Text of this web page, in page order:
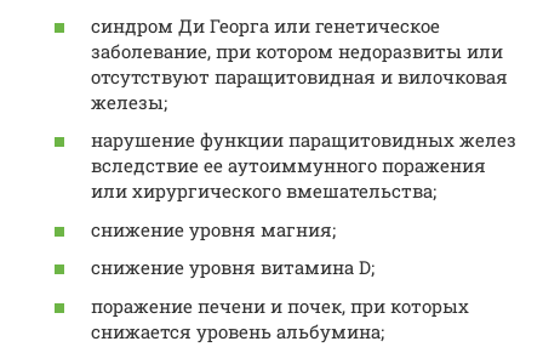
синдром Ди Георга или генетическое
заболевание, при котором недоразвиты или
отсутствуют паращитовидная и вилочковая
железы;
нарушение функции паращитовидных желез
вследствие ее аутоиммунного поражения
или хирургического вмешательства;
снижение уровня магния;
снижение уровня витамина D;
поражение печени и почек, при которых
снижается уровень альбумина;